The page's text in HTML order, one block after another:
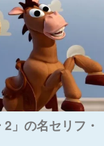
」の名セリフ・